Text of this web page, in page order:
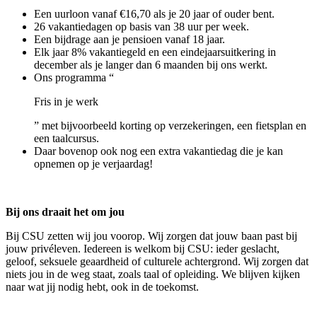
Een uurloon vanaf €16,70 als je 20 jaar of ouder bent.
26 vakantiedagen op basis van 38 uur per week.
Een bijdrage aan je pensioen vanaf 18 jaar.
Elk jaar 8% vakantiegeld en een eindejaarsuitkering in
december als je langer dan 6 maanden bij ons werkt.
Ons programma “
Fris in je werk
” met bijvoorbeeld korting op verzekeringen, een fietsplan en
een taalcursus.
Daar bovenop ook nog een extra vakantiedag die je kan
opnemen op je verjaardag!
Bij ons draait het om jou
Bij CSU zetten wij jou voorop. Wij zorgen dat jouw baan past bij
jouw privéleven. Iedereen is welkom bij CSU: ieder geslacht,
geloof, seksuele geaardheid of culturele achtergrond. Wij zorgen dat
niets jou in de weg staat, zoals taal of opleiding. We blijven kijken
naar wat jij nodig hebt, ook in de toekomst.